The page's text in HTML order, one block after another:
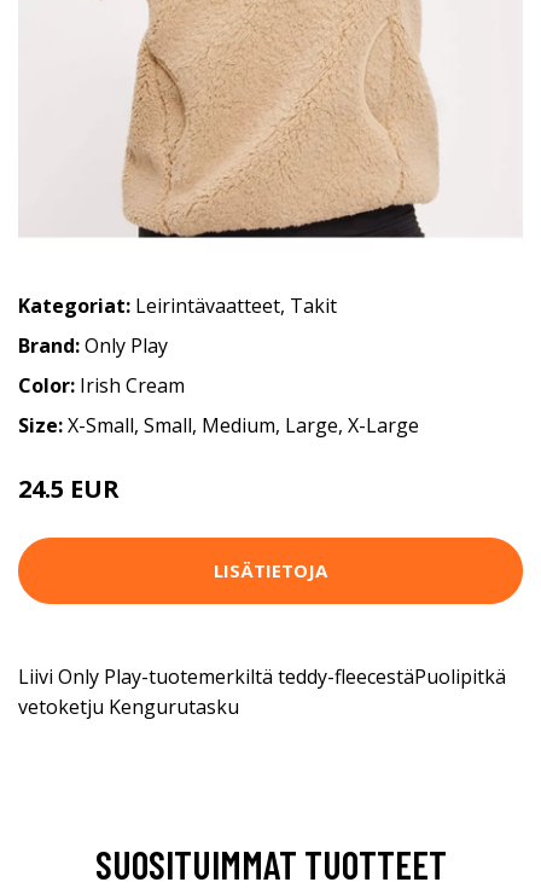
Kategoriat: Leirintävaatteet, Takit
Brand:Only Play
Color: Irish Cream
Size:X-Small, Small, Medium, Large, X-Large
24.5 EUR
LISÄTIETOJA
Liivi Only Play-tuotemerkiltä teddy-fleecestäPuolipitkä
vetoketju Kengurutasku
SUOSITUIMMAT TUOTTEET